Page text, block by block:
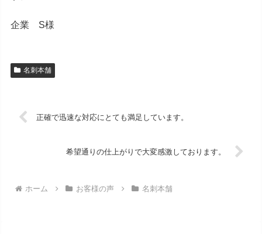
企業 S様
名刺本舗
正確で迅速な対応にとても満足しています。
希望通りの仕上がりで大変感激しております。
ホーム お客様の声 名刺本舗